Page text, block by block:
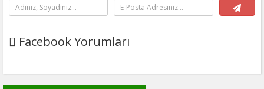
Facebook Yorumları